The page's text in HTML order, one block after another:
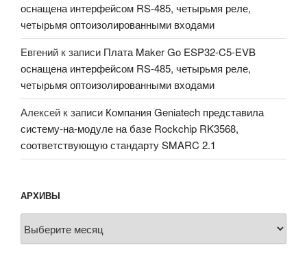
оснащена интерфейсом RS-485, четырьмя реле,
четырьмя оптоизолированными входами
Евгений к записи Плата Maker Go ESP32-C5-EVB
оснащена интерфейсом RS-485, четырьмя реле,
четырьмя оптоизолированными входами
Алексей к записи Компания Geniatech представила
систему-на-модуле на базе Rockchip RK3568,
соответствующую стандарту SMARC 2.1
АРХИВЫ